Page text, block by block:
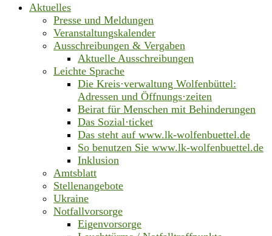
Aktuelles
Presse und Meldungen
Veranstaltungskalender
Ausschreibungen & Vergaben
Aktuelle Ausschreibungen
Leichte Sprache
Die Kreis·verwaltung Wolfenbüttel:
Adressen und Öffnungs·zeiten
Beirat für Menschen mit Behinderungen
Das Sozial·ticket
Das steht auf www.lk-wolfenbuettel.de
So benutzen Sie www.lk-wolfenbuettel.de
Inklusion
Amtsblatt
Stellenangebote
Ukraine
Notfallvorsorge
Eigenvorsorge